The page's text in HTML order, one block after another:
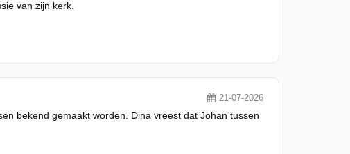
van zijn kerk.
21-07-2026
bekend gemaakt worden. Dina vreest dat Johan tussen